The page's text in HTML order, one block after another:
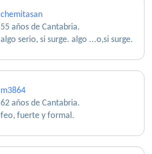
chemitasan
55 años de Cantabria.
algo serio, si surge. algo ...o,si surge.
m3864
62 años de Cantabria.
feo, fuerte y formal.